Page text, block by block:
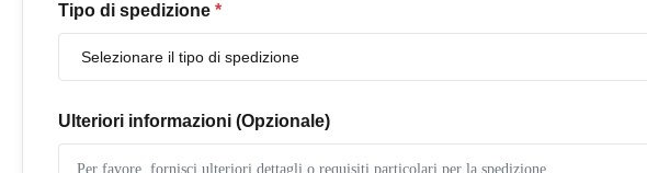
Tipo di spedizione *
Ulteriori informazioni (Opzionale)